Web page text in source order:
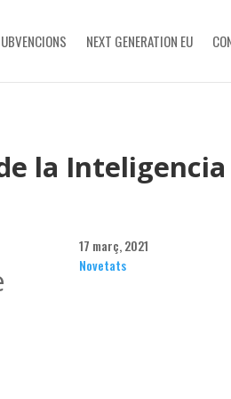
NEXT GENERATION EU
la Inteligencia
17 març, 2021
Novetats